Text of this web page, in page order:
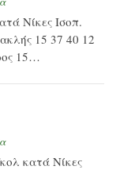
Νίκες Ισοπ.
15 37 40 12
15…
κατά Νίκες